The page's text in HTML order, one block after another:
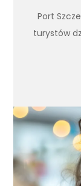
Port
turystów